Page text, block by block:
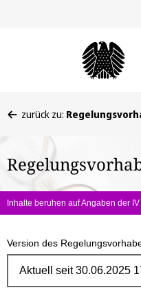
befinden
hier:
zurück zu:
Inhalte beruhen auf Angaben der IV
Version des